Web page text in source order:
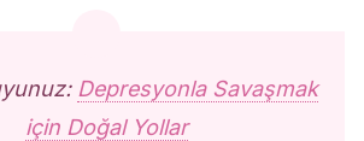
Depresyonla Savaşmak
için Doğal Yollar